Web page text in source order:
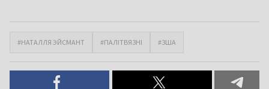
#НАТАЛЛЯ ЭЙСМАНТ #ПАЛІТВЯЗНІ #ЗША